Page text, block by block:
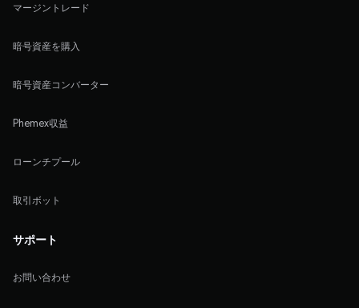
マージントレード
暗号資産を購入
暗号資産コンバーター
Phemex収益
ローンチプール
取引ボット
サポート
お問い合わせ